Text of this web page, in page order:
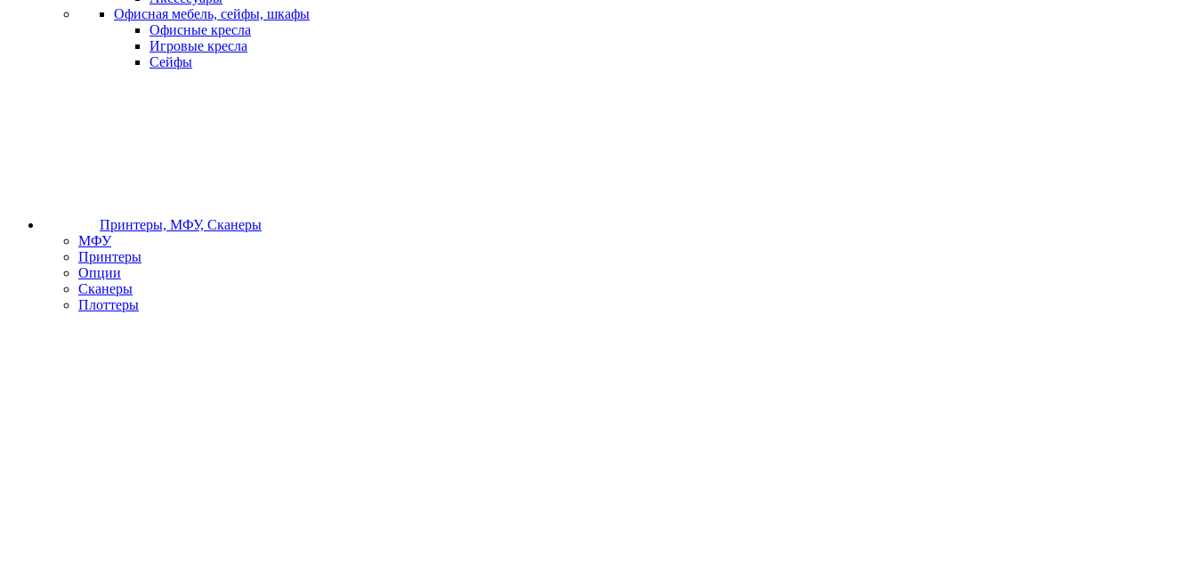
Офисная мебель, сейфы, шкафы
Офисные кресла
Игровые кресла
Сейфы
Принтеры, МФУ, Сканеры
МФУ
Принтеры
Опции
Сканеры
Плоттеры